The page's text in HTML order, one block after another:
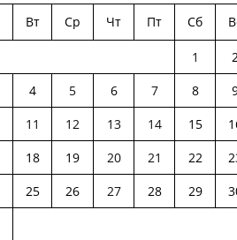
Вт Ср Чт Пт Сб
1
4 5 6 7 8
11 12 13 14 15
18 19 20 21 22
25 26 27 28 29